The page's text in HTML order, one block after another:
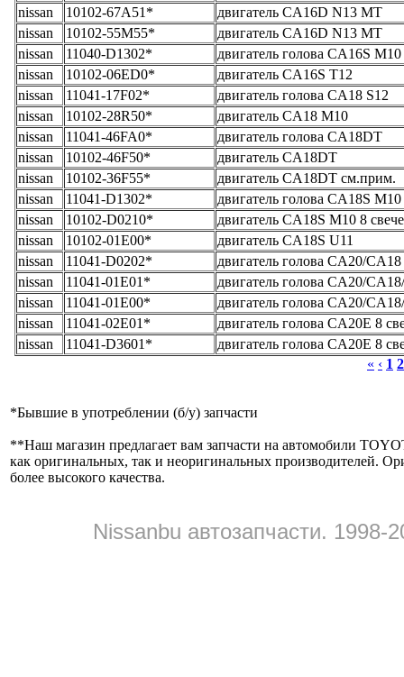
nissan
10102-67A51*
двигатель CA16D N13 MT
nissan
10102-55M55*
двигатель CA16D N13 MT
nissan
11040-D1302*
двигатель голова CA16S M10
nissan
10102-06ED0*
двигатель CA16S T12
nissan
11041-17F02*
двигатель голова CA18 S12
nissan
10102-28R50*
двигатель CA18 М10
nissan
11041-46FA0*
двигатель голова CA18DT
nissan
10102-46F50*
двигатель CA18DT
nissan
10102-36F55*
двигатель CA18DT см.прим.
nissan
11041-D1302*
двигатель голова CA18S M10
nissan
10102-D0210*
двигатель CA18S M10 8
nissan
10102-01E00*
двигатель CA18S U11
nissan
11041-D0202*
двигатель голова CA20/CA18
nissan
11041-01E01*
двигатель голова CA20/
nissan
11041-01E00*
двигатель голова CA20/
nissan
11041-02E01*
двигатель голова CA20E 8
nissan
11041-D3601*
двигатель голова CA20E 8
« ‹ 1 2
*Бывшие в употреблении (б/y) запчасти
**Наш магазин предлагает вам запчасти на автомобили
как оригинальных, так и неоригинальных производителей.
более высокого качества.
Nissanbu автозапчасти. 1998-